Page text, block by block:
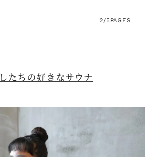
2/5PAGES
たちの好きなサウナ